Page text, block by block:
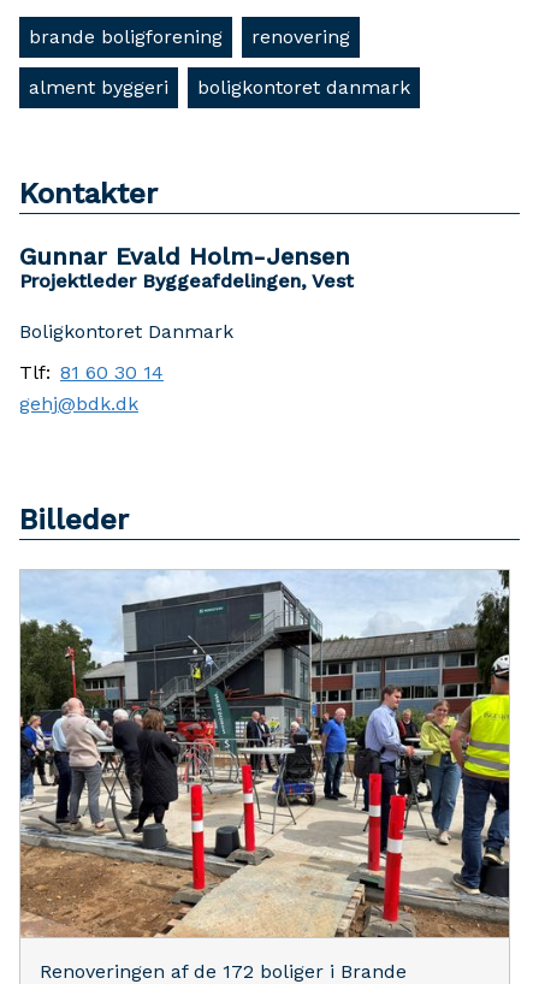
brande boligforening renovering
alment byggeri boligkontoret danmark
Kontakter
Gunnar Evald Holm-Jensen
Projektleder Byggeafdelingen, Vest
Boligkontoret Danmark
Tlf: 81 60 30 14
gehj@bdk.dk
Billeder
Renoveringen af de 172 boliger i Brande